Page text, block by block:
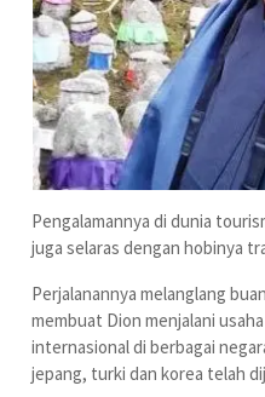
Pengalamannya di dunia
juga selaras dengan hobinya
Perjalanannya melanglang
membuat Dion menjalani
internasional di berbagai
jepang, turki dan korea telah